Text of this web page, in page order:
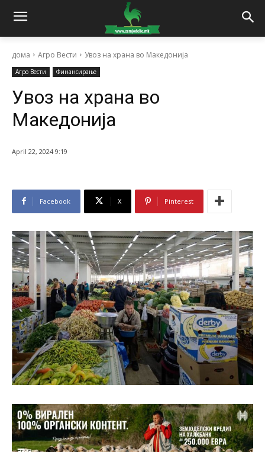
дома Агро Вести Увоз на храна во Македонија
Агро Вести Финансирање
Увоз на храна во
Македонија
April 22, 2024 9:19
Facebook X Pinterest